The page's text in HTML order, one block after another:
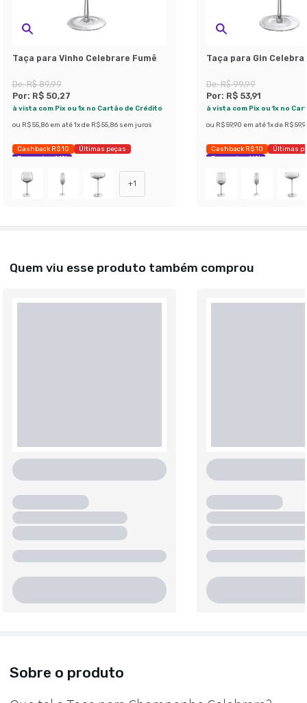
Taça para Vinho Celebrare Fumê
De:R$ 89,99
Por: R$ 50,27
à vista com Pix ou 1x no Cartão de Crédito
ou R$ 55,86 em até 1x de R$ 55,86 sem juros
Cashback R$ 10
Últimas peças
Economize 44%
+1
Taça para Gin
De:R$ 99,99
Por: R$ 53,91
à vista com Pix ou 1x no
ou R$ 59,90 em até 1x de R$
Cashback R$ 10
Últimas
Economize 46%
Quem viu esse produto também comprou
Sobre o produto